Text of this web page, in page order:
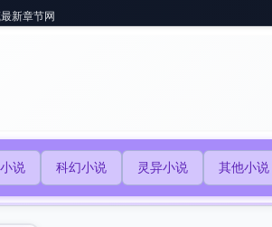
新章节网
说 科幻小说 灵异小说 其他小说